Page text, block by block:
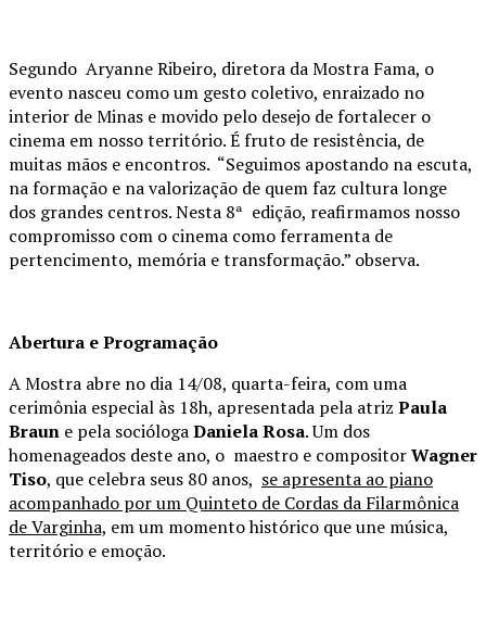
Segundo Aryanne Ribeiro, diretora da Mostra Fama, o
evento nasceu como um gesto coletivo, enraizado no
interior de Minas e movido pelo desejo de fortalecer o
cinema em nosso território. É fruto de resistência, de
muitas mãos e encontros. “Seguimos apostando na escuta,
na formação e na valorização de quem faz cultura longe
dos grandes centros. Nesta 8ª edição, reafirmamos nosso
compromisso com o cinema como ferramenta de
pertencimento, memória e transformação.” observa.
Abertura e Programação
A Mostra abre no dia 14/08, quarta-feira, com uma
cerimônia especial às 18h, apresentada pela atriz Paula
Braun e pela sociólogaDaniela Rosa. Um dos
homenageados deste ano, o maestro e compositorWagner
Tiso, que celebra seus 80 anos, se apresenta ao piano
acompanhado por um Quinteto de Cordas da Filarmônica
de Varginha, em um momento histórico que une música,
território e emoção.